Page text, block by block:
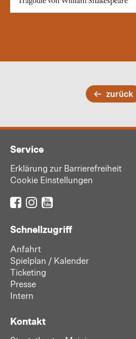
zurück
Service
Erklärung zur Barrierefreiheit
Cookie Einstellungen
Schnellzugriff
Anfahrt
Spielplan / Kalender
Ticketing
Presse
Intern
Kontakt